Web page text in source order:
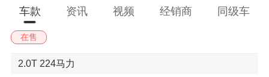
车款 资讯 视频 经销商 同级车
在售
2.0T 224马力